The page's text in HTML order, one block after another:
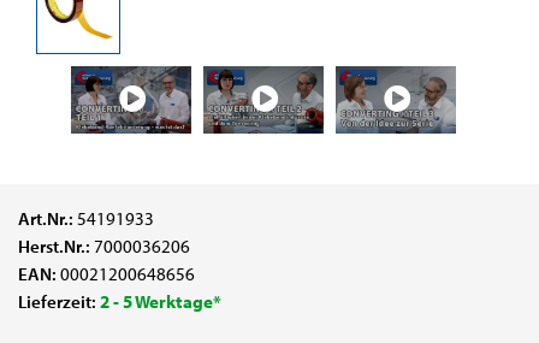
Art.Nr.: 54191933
Herst.Nr.: 7000036206
EAN: 00021200648656
Lieferzeit: 2 - 5 Werktage*